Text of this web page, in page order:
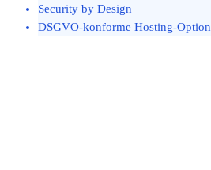
Security by Design
DSGVO-konforme Hosting-